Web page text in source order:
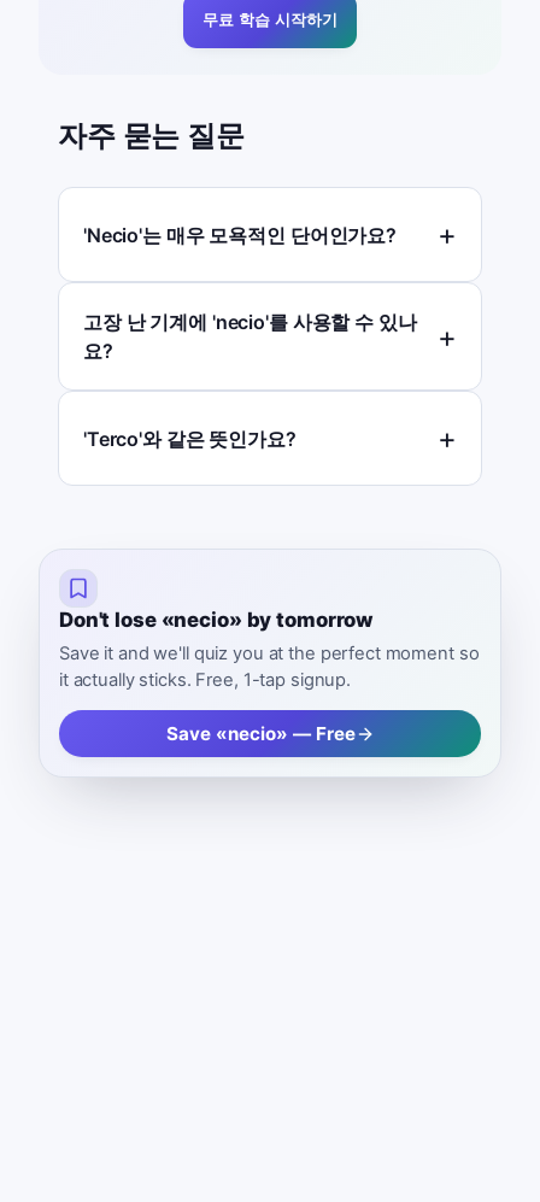
무료 학습 시작하기
자주 묻는 질문
'Necio'는 매우 모욕적인 단어인가요?
고장 난 기계에 'necio'를 사용할 수 있나
요?
'Terco'와 같은 뜻인가요?
Don't lose «necio» by tomorrow
Save it and we'll quiz you at the perfect moment so
it actually sticks. Free, 1-tap signup.
Save «necio» — Free